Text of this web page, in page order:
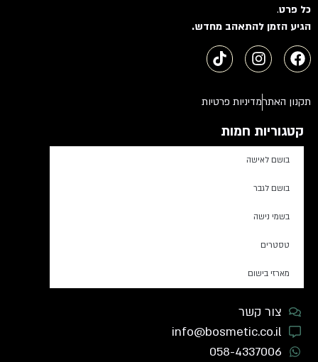
כל פרט.
הגיע הזמן להתאהב מחדש.
תקנון האתרמדיניות פרטיות
קטגוריות חמות
בושם לאישה
בושם לגבר
בשמי נישה
טסטרים
מארזי בישום
צור קשר
info@bosmetic.co.il
058-4337006